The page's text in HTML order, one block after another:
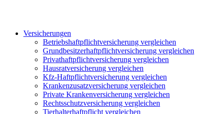
Versicherungen
Betriebshaftpflichtversicherung vergleichen
Grundbesitzerhaftpflichtversicherung vergleichen
Privathaftpflichtversicherung vergleichen
Hausratversicherung vergleichen
Kfz-Haftpflichtversicherung vergleichen
Krankenzusatzversicherung vergleichen
Private Krankenversicherung vergleichen
Rechtsschutzversicherung vergleichen
Tierhalterhaftpflicht vergleichen